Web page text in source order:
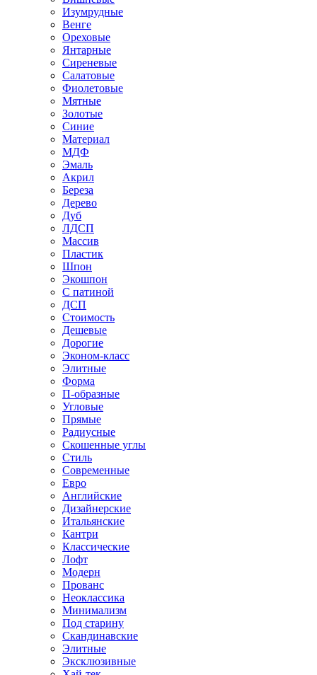
Изумрудные
Венге
Ореховые
Янтарные
Сиреневые
Салатовые
Фиолетовые
Мятные
Золотые
Синие
Материал
МДФ
Эмаль
Акрил
Береза
Дерево
Дуб
ЛДСП
Массив
Пластик
Шпон
Экошпон
С патиной
ДСП
Стоимость
Дешевые
Дорогие
Эконом-класс
Элитные
Форма
П-образные
Угловые
Прямые
Радиусные
Скошенные углы
Стиль
Современные
Евро
Английские
Дизайнерские
Итальянские
Кантри
Классические
Лофт
Модерн
Прованс
Неоклассика
Минимализм
Под старину
Скандинавские
Элитные
Эксклюзивные